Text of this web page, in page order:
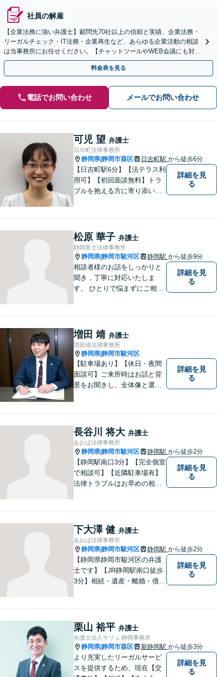
社員の解雇
【企業法務に強い弁護士】顧問先70社以上の信頼と実績、企業法務・
リーガルチェック・IT法務・企業再生など、あらゆる企業活動の相談
は当事務所にお任せください。【チャットツールやWEB会議にも対
応】
料金表を見る
電話でお問い合わせ メールでお問い合わせ
可児 望 弁護士
日出町法律事務所
静岡県|静岡市葵区 日吉町駅 から徒歩6分
【日吉町駅6分】【法テラス利
用可】【初回面談無料】トラ
ブルを抱える方に寄り添い、
詳細を見
る
松原 華子 弁護士
静岡富士法律事務所
静岡県|静岡市駿河区 静岡駅 から徒歩9分
相談者様のお話をしっかりと
聞き，丁寧に対応いたしま
す。 ひとりで悩まずにご相談
詳細を見
る
増田 靖 弁護士
増田靖法律事務所
静岡県|静岡市駿河区
【駐車場あり】【休日・夜間
面談可】ご来所時はお話と背
景をお聞きし、全体像と選択
めています。お気軽にご相談
ください。
詳細を見
る
長谷川 将大 弁護士
あおば法律事務所
静岡県|静岡市駿河区 静岡駅 から徒歩2分
【静岡駅南口3分】【完全個室
で相談可】【近隣駐車場有】
法律トラブルはお早めの相談
境を整えておりますのでぜひ
お気軽にご相談ください。
詳細を見
る
下大澤 健 弁護士
あおば法律事務所
静岡県|静岡市駿河区 静岡駅 から徒歩2分
【静岡県静岡市駿河区の弁護
士です】【JR静岡駅南口徒歩
3分】相続・遺産・離婚・債務
整理など企業に関わる問題を
幅広く取り扱っております。
どうぞお気軽にご相談くださ
い。
詳細を見
る
栗山 裕平 弁護士
弁護士法人サリュ 静岡事務所
静岡県|静岡市葵区 新静岡駅 から徒歩3分
より充実したリーガルサービ
スを提供するため、現在【交
詳細を見
る